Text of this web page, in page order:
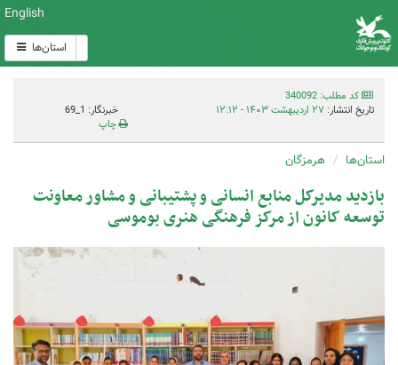
English
استان‌ها
کد مطلب: 340092
تاریخ انتشار: ۲۷ اردیبهشت ۱۴۰۳ - ۱۲:۱۲
خبرنگار: 1_69
چاپ
استان‌ها هرمزگان
بازدید مدیرکل منابع انسانی و پشتیبانی و مشاور معاونت
توسعه کانون از مرکز فرهنگی هنری بوموسی